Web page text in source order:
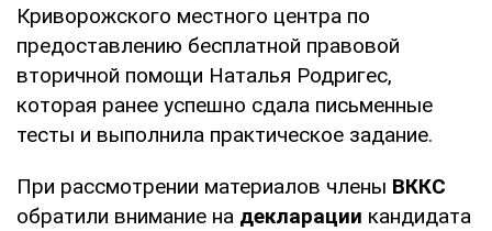
Криворожского местного центра по
предоставлению бесплатной правовой
вторичной помощи Наталья Родригес,
которая ранее успешно сдала письменные
тесты и выполнила практическое задание.
При рассмотрении материалов члены ВККС
обратили внимание на декларации кандидата